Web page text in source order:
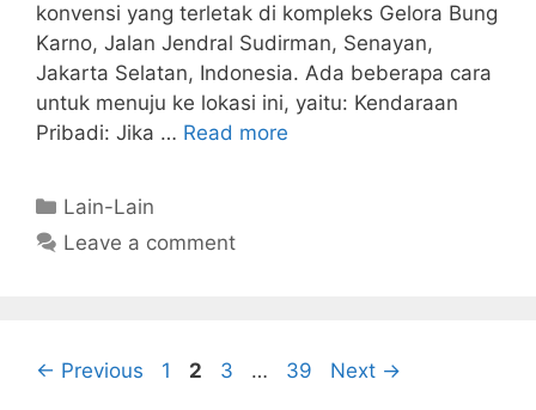
konvensi yang terletak di kompleks Gelora Bung
Karno, Jalan Jendral Sudirman, Senayan,
Jakarta Selatan, Indonesia. Ada beberapa cara
untuk menuju ke lokasi ini, yaitu: Kendaraan
Pribadi: Jika … Read more
Categories
Lain-Lain
Leave a comment
← Previous Page
1 Page
2 Page
3 … Page
39 Next →